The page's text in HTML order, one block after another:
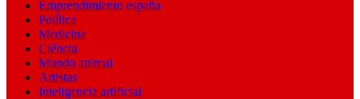
Emprendimiento españa
Política
Medicina
Ciéncia
Mundo animal
Artistas
Inteligencia artificial